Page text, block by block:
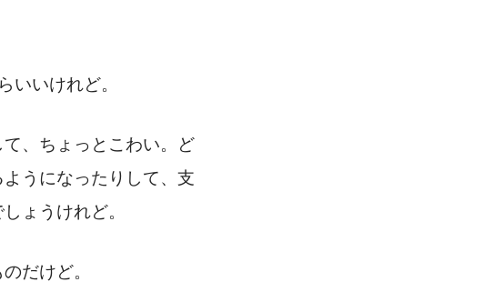
いいけれど。
、ちょっとこわい。ど
うになったりして、支
ょうけれど。
だけど。